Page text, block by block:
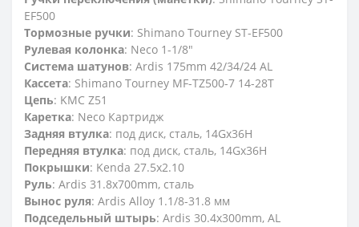
EF500
Тормозные ручки: Shimano Tourney ST-EF500
Рулевая колонка: Neco 1-1/8"
Система шатунов: Ardis 175mm 42/34/24 AL
Кассета: Shimano Tourney MF-TZ500-7 14-28T
Цепь: KMC Z51
Каретка: Neco Картридж
Задняя втулка: под диск, сталь, 14Gx36H
Передняя втулка: под диск, сталь, 14Gx36H
Покрышки: Kenda 27.5x2.10
Руль: Ardis 31.8x700mm, сталь
Вынос руля: Ardis Alloy 1.1/8-31.8 мм
Подседельный штырь: Ardis 30.4x300mm, AL